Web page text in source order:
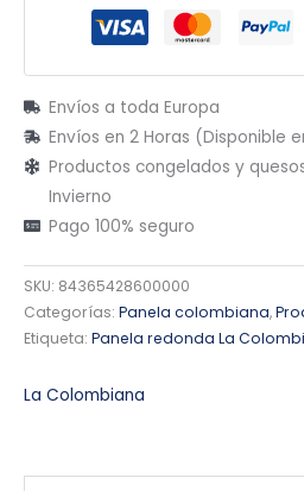
Envíos a toda Europa
Envíos en 2 Horas (Disponible
Productos congelados y
Invierno
Pago 100% seguro
SKU: 84365428600000
Categorías: Panela colombiana,
Etiqueta: Panela redonda La
La Colombiana